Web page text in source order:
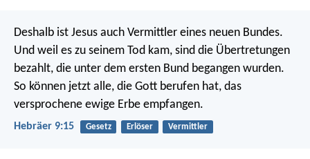
Deshalb ist Jesus auch Vermittler eines neuen Bundes.
Und weil es zu seinem Tod kam, sind die Übertretungen
bezahlt, die unter dem ersten Bund begangen wurden.
So können jetzt alle, die Gott berufen hat, das
versprochene ewige Erbe empfangen.
Hebräer 9:15 Gesetz Erlöser Vermittler